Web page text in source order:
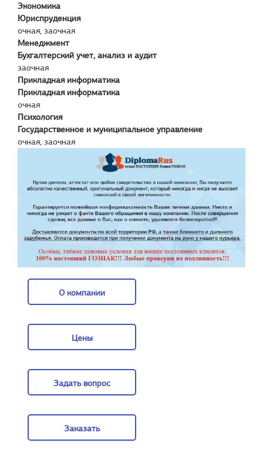
Экономика
Юриспруденция
очная, заочная
Менеджмент
Бухгалтерский учет, анализ и аудит
заочная
Прикладная информатика
Прикладная информатика
очная
Психология
Государственное и муниципальное управление
очная, заочная
О компании
Цены
Задать вопрос
Заказать